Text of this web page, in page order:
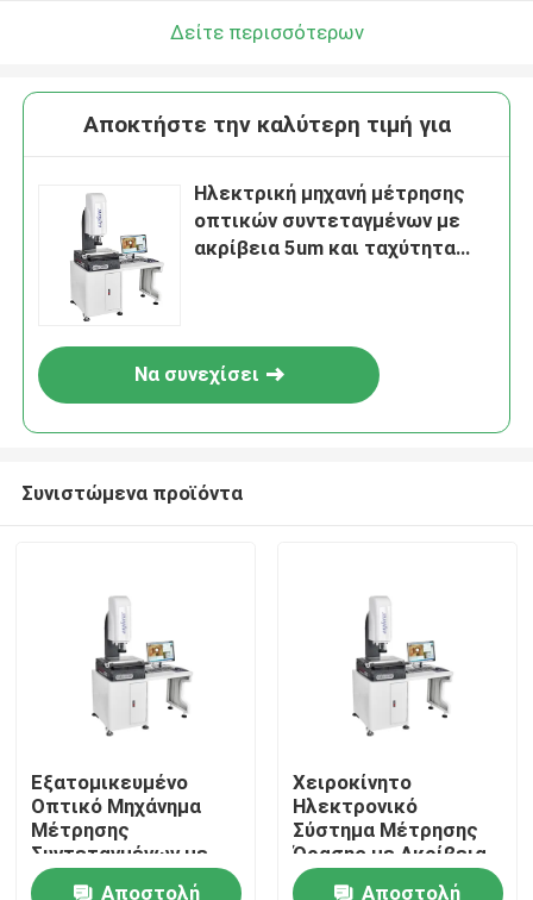
Προϊόντα
Βίντεο
Δείτε περισσότερων
Αποκτήστε την καλύτερη τιμή για
Ηλεκτρική μηχανή μέτρησης
οπτικών συντεταγμένων με
ακρίβεια 5um και ταχύτητα
Να συνεχίσει
Συνιστώμενα προϊόντα
Εξατομικευμένο
Οπτικό Μηχάνημα
Μέτρησης
Συντεταγμένων με
Ακρίβεια 3um και
Αποστολή
Χειροκίνητο
Ηλεκτρονικό
Σύστημα Μέτρησης
Όρασης με Ακρίβεια
3um και Πολλαπλές
Αποστολή